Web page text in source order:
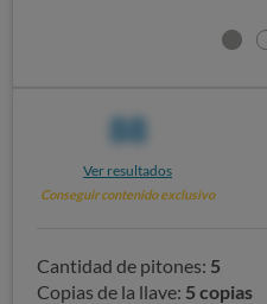
88
Ver resultados
Conseguir contenido exclusivo
Cantidad de pitones: 5
Copias de la llave: 5 copias